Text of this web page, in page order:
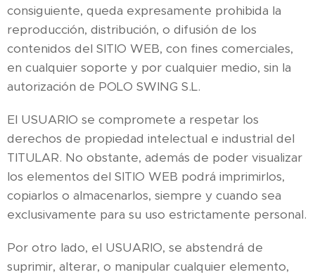
consiguiente, queda expresamente prohibida la
reproducción, distribución, o difusión de los
contenidos del SITIO WEB, con fines comerciales,
en cualquier soporte y por cualquier medio, sin la
autorización de POLO SWING S.L.
El USUARIO se compromete a respetar los
derechos de propiedad intelectual e industrial del
TITULAR. No obstante, además de poder visualizar
los elementos del SITIO WEB podrá imprimirlos,
copiarlos o almacenarlos, siempre y cuando sea
exclusivamente para su uso estrictamente personal.
Por otro lado, el USUARIO, se abstendrá de
suprimir, alterar, o manipular cualquier elemento,